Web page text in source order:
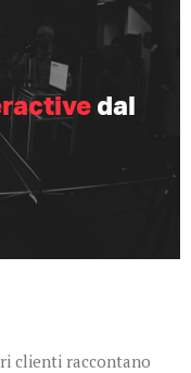
dal
clienti raccontano